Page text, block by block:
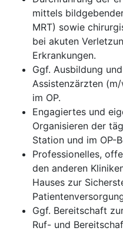
mittels
MRT) sowie
bei akuten
Erkrankungen.
Ggf. Ausbildung
Assistenzärzten
im OP.
Engagiertes und
Organisieren der
Station und im OP-
Professionelles,
den anderen
Hauses zur
Ggf. Bereitschaft
Ruf- und